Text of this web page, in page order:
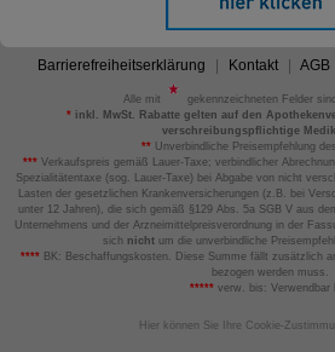
Barrierefreiheitserklärung Kontakt AGB
Alle mit
gekennzeichneten Felder
*inkl. MwSt. Rabatte gelten auf den
verschreibungspflichtige
** Unverbindliche Preisempfehlung
*** Verkaufspreis gemäß Lauer-Taxe; verbindlicher
Spezialitätentaxe (sog. Lauer-Taxe) bei Abgabe von nicht
Lasten der gesetzlichen Krankenversicherungen (z.B. bei
unter 12 Jahren), die sich gemäß §129 Abs. 5a SGB V aus
Unternehmens und der Arzneimittelpreisverordnung in der
sich nicht um die unverbindliche
****BK: Beschaffungskosten. Diese Summe fällt zusätzlich
bezogen werden muss.
*****verw. bis: Verwendbar
Hier können Sie Ihre Cookie-